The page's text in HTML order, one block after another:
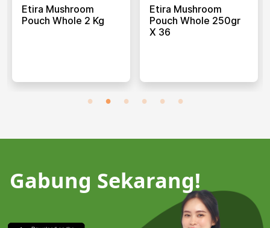
Etira Mushroom
Pouch Whole 2 Kg
Etira Mushroom
Pouch Whole 250gr
X 36
Gabung Sekarang!